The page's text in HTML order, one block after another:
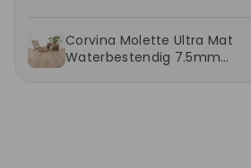
Corvina Molette Ultra Mat
Waterbestendig 7.5mm